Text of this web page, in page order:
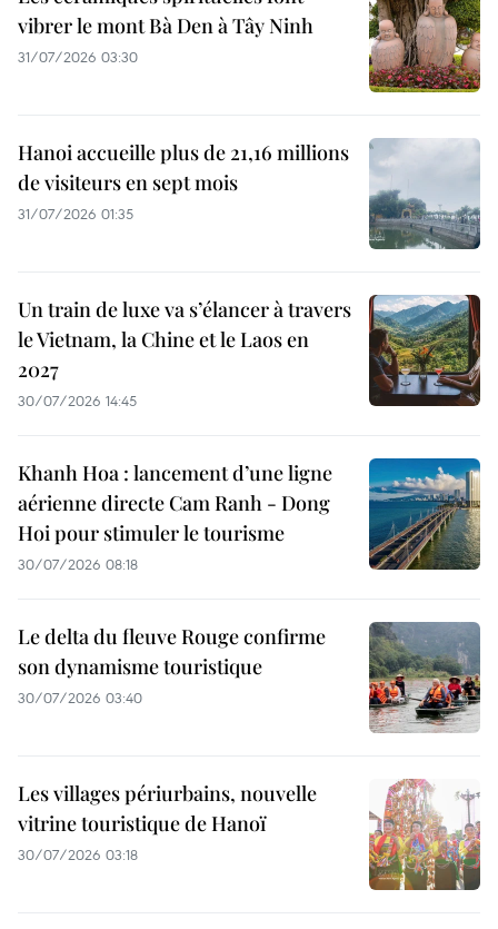
vibrer le mont Bà Den à Tây Ninh
31/07/2026 03:30
Hanoi accueille plus de 21,16 millions
de visiteurs en sept mois ​
31/07/2026 01:35
Un train de luxe va s’élancer à travers
le Vietnam, la Chine et le Laos en
2027
30/07/2026 14:45
Khanh Hoa : lancement d’une ligne
aérienne directe Cam Ranh - Dong
Hoi pour stimuler le tourisme
30/07/2026 08:18
Le delta du fleuve Rouge confirme
son dynamisme touristique
30/07/2026 03:40
Les villages périurbains, nouvelle
vitrine touristique de Hanoï
30/07/2026 03:18